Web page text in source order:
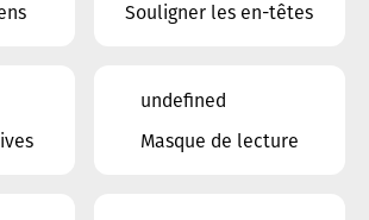
Souligner les en-têtes
undefined
Masque de lecture